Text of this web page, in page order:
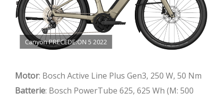
Canyon PRECEDE:ON 5 2022
Motor: Bosch Active Line Plus Gen3, 250 W, 50 Nm
Batterie: Bosch PowerTube 625, 625 Wh (M: 500